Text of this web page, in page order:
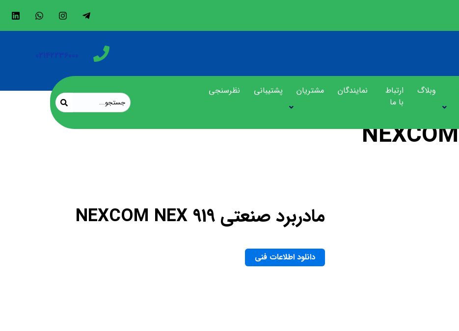
02142236000
وبلاگ
ارتباط
با ما
نمایندگان مشتریان پشتیبانی نظرسنجی
مادربرد صنعتی NEXCOM
مادربرد صنعتی NEXCOM NEX 919
دانلود اطلاعات فنی